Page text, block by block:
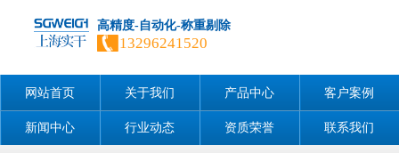
高精度-自动化-称重剔除
13296241520
网站首页 关于我们 产品中心 客户案例
新闻中心 行业动态 资质荣誉 联系我们